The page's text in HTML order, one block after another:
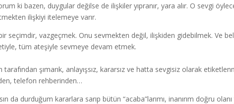
ki bazen, duygular değilse de ilişkiler yıpranır, yara alır. O sevgi
ilişkiyi itelemeye varır.
seçimdir, vazgeçmek. Onu sevmekten değil, ilişkiden gidebilmek. Ve
tüm ateşiyle sevmeye devam etmek.
tarafından şımarık, anlayışsız, kararsız ve hatta sevgisiz olarak
telefon rehberinden…
da durduğum kararlara sarıp bütün “acaba”larımı, inanırım doğru olanı